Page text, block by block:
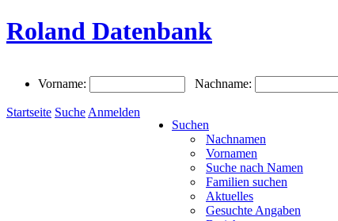
Roland Datenbank
Vorname: Nachname:
Startseite Suche Anmelden
Suchen
Nachnamen
Vornamen
Suche nach Namen
Familien suchen
Aktuelles
Gesuchte Angaben